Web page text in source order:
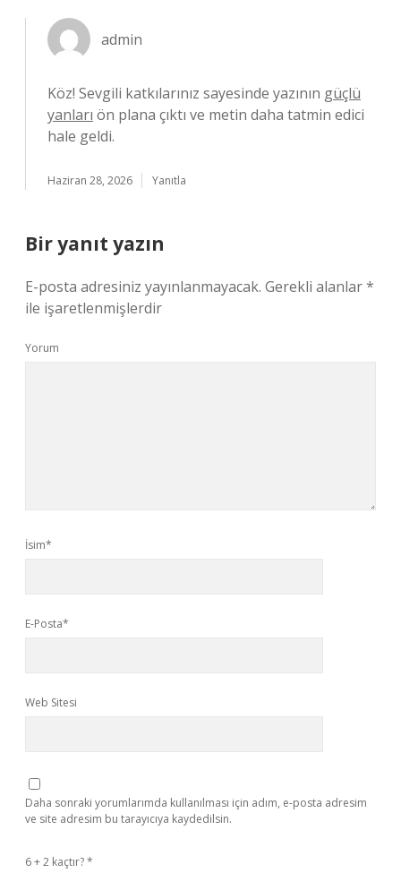
admin
Köz! Sevgili katkılarınız sayesinde yazının güçlü
yanları ön plana çıktı ve metin daha tatmin edici
hale geldi.
Haziran 28, 2026 Yanıtla
Bir yanıt yazın
E-posta adresiniz yayınlanmayacak. Gerekli alanlar*
ile işaretlenmişlerdir
Yorum
İsim*
E-Posta*
Web Sitesi
Daha sonraki yorumlarımda kullanılması için adım, e-posta adresim
ve site adresim bu tarayıcıya kaydedilsin.
6 + 2 kaçtır?*